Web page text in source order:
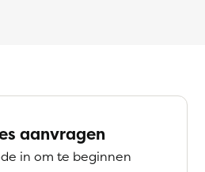
aanvragen
in om te beginnen